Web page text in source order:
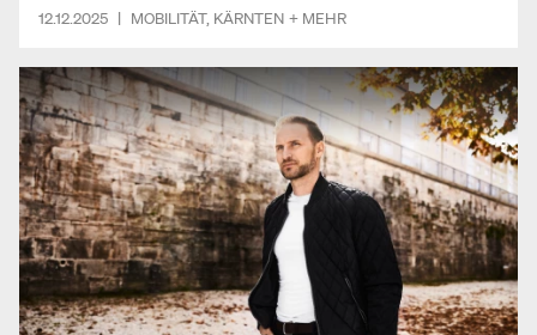
12.12.2025 | MOBILITÄT, KÄRNTEN + MEHR